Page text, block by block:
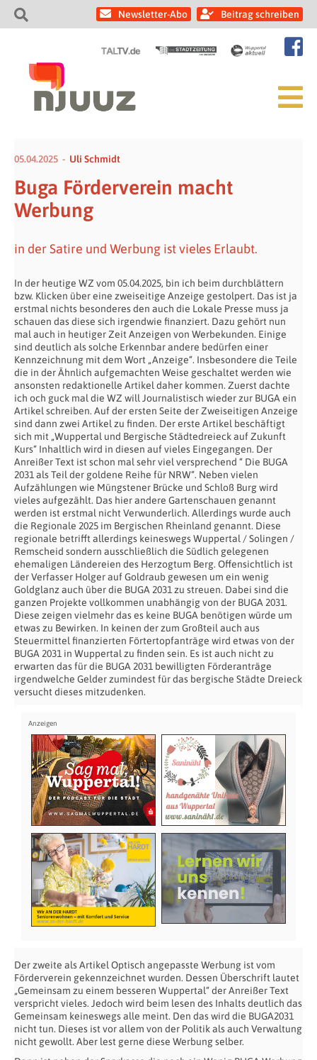
Newsletter-Abo Beitrag schreiben
05.04.2025 Uli Schmidt
Buga Förderverein macht
Werbung
in der Satire und Werbung ist vieles Erlaubt.
In der heutige WZ vom 05.04.2025, bin ich beim durchblättern
bzw. Klicken über eine zweiseitige Anzeige gestolpert. Das ist ja
erstmal nichts besonderes den auch die Lokale Presse muss ja
schauen das diese sich irgendwie finanziert. Dazu gehört nun
mal auch in heutiger Zeit Anzeigen von Werbekunden. Einige
sind deutlich als solche Erkennbar andere bedürfen einer
Kennzeichnung mit dem Wort „Anzeige“. Insbesondere die Teile
die in der Ähnlich aufgemachten Weise geschaltet werden wie
ansonsten redaktionelle Artikel daher kommen. Zuerst dachte
ich och guck mal die WZ will Journalistisch wieder zur BUGA ein
Artikel schreiben. Auf der ersten Seite der Zweiseitigen Anzeige
sind dann zwei Artikel zu finden. Der erste Artikel beschäftigt
sich mit „Wuppertal und Bergische Städtedreieck auf Zukunft
Kurs“ Inhaltlich wird in diesen auf vieles Eingegangen. Der
Anreißer Text ist schon mal sehr viel versprechend “ Die BUGA
2031 als Teil der goldene Reihe für NRW“. Neben vielen
Aufzählungen wie Müngstener Brücke und Schloß Burg wird
vieles aufgezählt. Das hier andere Gartenschauen genannt
werden ist erstmal nicht Verwunderlich. Allerdings wurde auch
die Regionale 2025 im Bergischen Rheinland genannt. Diese
regionale betrifft allerdings keineswegs Wuppertal / Solingen /
Remscheid sondern ausschließlich die Südlich gelegenen
ehemaligen Ländereien des Herzogtum Berg. Offensichtlich ist
der Verfasser Holger auf Goldraub gewesen um ein wenig
Goldglanz auch über die BUGA 2031 zu streuen. Dabei sind die
ganzen Projekte vollkommen unabhängig von der BUGA 2031.
Diese zeigen vielmehr das es keine BUGA benötigen würde um
etwas zu Bewirken. In keinen der zum Großteil auch aus
Steuermittel finanzierten Förtertopfanträge wird etwas von der
BUGA 2031 in Wuppertal zu finden sein. Es ist auch nicht zu
erwarten das für die BUGA 2031 bewilligten Förderanträge
irgendwelche Gelder zumindest für das bergische Städte Dreieck
versucht dieses mitzudenken.
Der zweite als Artikel Optisch angepasste Werbung ist vom
Förderverein gekennzeichnet wurden. Dessen Überschrift lautet
„Gemeinsam zu einem besseren Wuppertal“ der Anreißer Text
verspricht vieles. Jedoch wird beim lesen des Inhalts deutlich das
Gemeinsam keineswegs alle meint. Den das wird die BUGA2031
nicht tun. Dieses ist vor allem von der Politik als auch Verwaltung
nicht gewollt. Aber lest gerne diese Werbung selber.